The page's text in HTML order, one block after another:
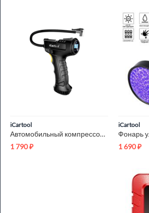
iCartool
Автомобильный компрессор iCartool IC-CC3665
1 790₽
iCartool
1 690₽